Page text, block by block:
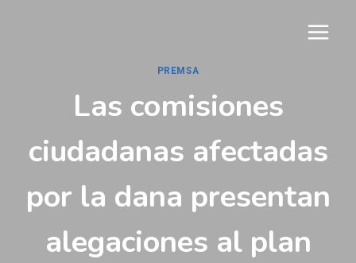
PREMSA
Las comisiones
ciudadanas afectadas
por la dana presentan
alegaciones al plan